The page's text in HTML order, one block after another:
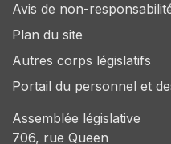
Avis de non-
Plan du site
Autres corps législatifs
Portail du personnel et
Assemblée législative
706, rue Queen